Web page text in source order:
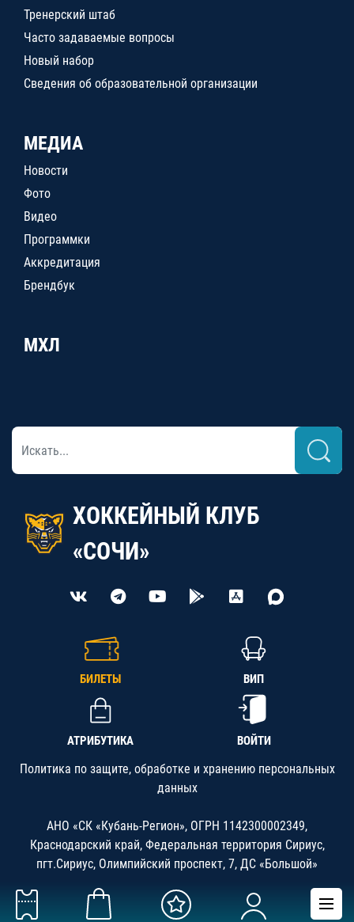
Тренерский штаб
Часто задаваемые вопросы
Новый набор
Сведения об образовательной организации
МЕДИА
Новости
Фото
Видео
Программки
Аккредитация
Брендбук
МХЛ
ХОККЕЙНЫЙ КЛУБ
«СОЧИ»
БИЛЕТЫ ВИП
АТРИБУТИКА ВОЙТИ
Политика по защите, обработке и хранению персональных
данных
АНО «СК «Кубань-Регион», ОГРН 1142300002349,
Краснодарский край, Федеральная территория Сириус,
пгт.Сириус, Олимпийский проспект, 7, ДС «Большой»